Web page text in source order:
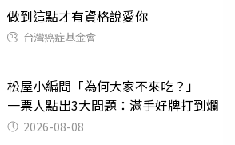
做到這點才有資格說愛你
台灣癌症基金會
松屋小編問「為何大家不來吃？」
一票人點出3大問題：滿手好牌打到爛
2026-08-08